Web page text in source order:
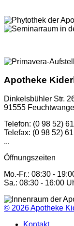
Apotheke
Dinkelsbühler Str.
91555
Telefon: (0 98 52)
Telefax: (0 98 52)
...
Öffnungszeiten
Mo.-Fr.: 08:30 -
Sa.: 08:30 - 16:00
© 2026Apotheke
Kontakt